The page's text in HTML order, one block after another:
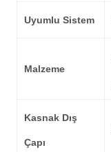
Uyumlu Sistem
Malzeme
Kasnak Dış
Çapı